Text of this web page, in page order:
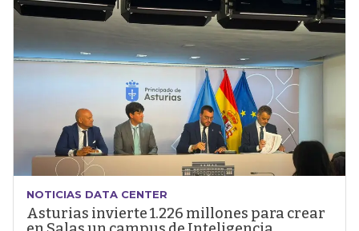
NOTICIAS DATA CENTER
Asturias invierte 1.226 millones para crear